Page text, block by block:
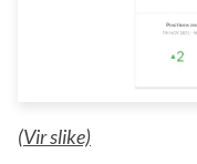
(Vir slike)